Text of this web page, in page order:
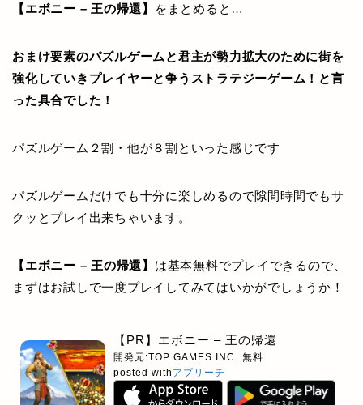
【エボニー – 王の帰還】 をまとめると…
おまけ要素のパズルゲームと君主が勢力拡大のために街を
強化していきプレイヤーと争うストラテジーゲーム！と言
った具合でした！
パズルゲーム２割・他が８割といった感じです
パズルゲームだけでも十分に楽しめるので隙間時間でもサ
クッとプレイ出来ちゃいます。
【エボニー – 王の帰還】 は基本無料でプレイできるので、
まずはお試しで一度プレイしてみてはいかがでしょうか！
【PR】エボニー – 王の帰還
開発元:TOP GAMES INC. 無料
posted with アプリーチ